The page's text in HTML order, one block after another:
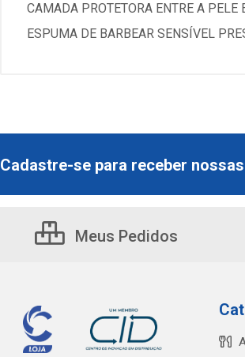
CAMADA PROTETORA ENTRE A
ESPUMA DE BARBEAR SENSÍVEL
Cadastre-se para receber
Meus Pedidos